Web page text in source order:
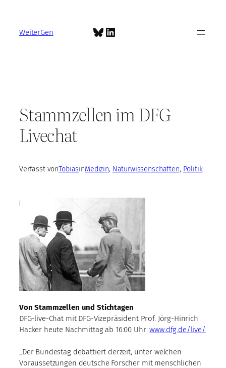
springen
WeiterGen Bluesky
LinkedIn
Stammzellen im DFG
Livechat
Verfasst vonTobiasinMedizin, Naturwissenschaften, Politik
Von Stammzellen und Stichtagen
DFG-live-Chat mit DFG-Vizepräsident Prof. Jörg-Hinrich
Hacker heute Nachmittag ab 16:00 Uhr:www.dfg.de/live/
„Der Bundestag debattiert derzeit, unter welchen
Voraussetzungen deutsche Forscher mit menschlichen